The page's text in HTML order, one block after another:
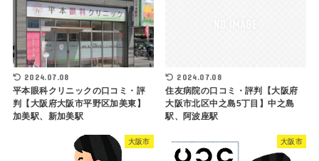
2024.07.08
平本眼科クリニックの口コミ・評
判【大阪府大阪市平野区加美東】
加美駅、新加美駅
2024.07.08
住友病院の口コミ・評判【大阪府
大阪市北区中之島5丁目】中之島
駅、阿波座駅
大阪市 大阪市